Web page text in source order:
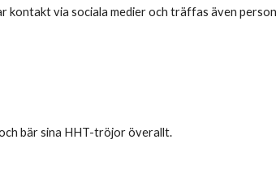
kontakt via sociala medier och träffas även
bär sina HHT-tröjor överallt.